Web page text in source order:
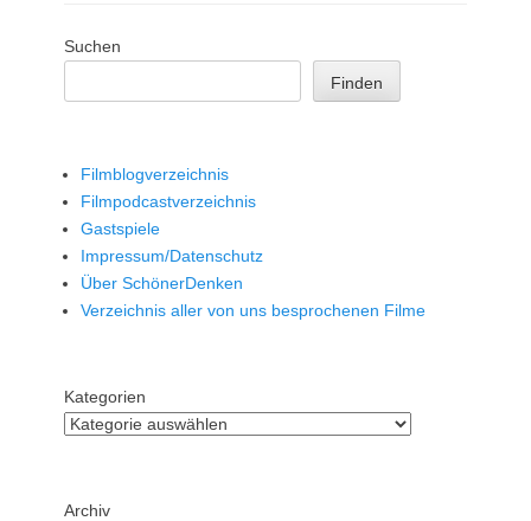
Suchen
Finden
Filmblogverzeichnis
Filmpodcastverzeichnis
Gastspiele
Impressum/Datenschutz
Über SchönerDenken
Verzeichnis aller von uns besprochenen Filme
Kategorien
Archiv